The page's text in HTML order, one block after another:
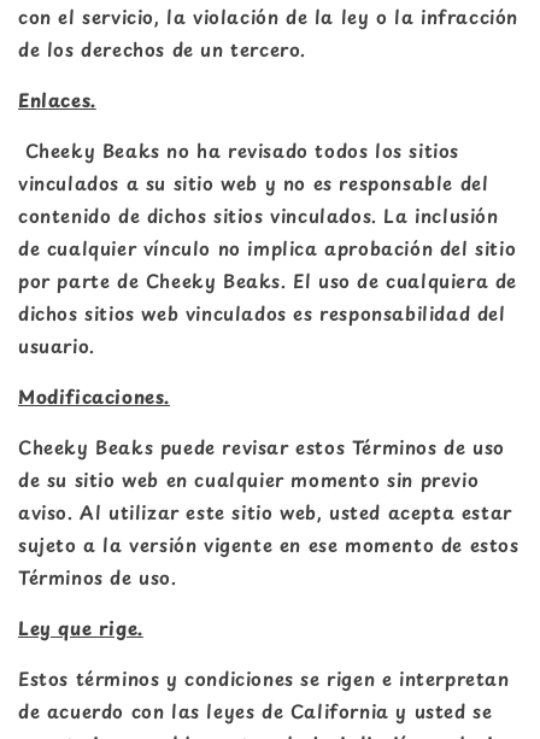
con el servicio, la violación de la ley o la infracción
de los derechos de un tercero.
Enlaces.
Cheeky Beaks no ha revisado todos los sitios
vinculados a su sitio web y no es responsable del
contenido de dichos sitios vinculados. La inclusión
de cualquier vínculo no implica aprobación del sitio
por parte de Cheeky Beaks. El uso de cualquiera de
dichos sitios web vinculados es responsabilidad del
usuario.
Modificaciones.
Cheeky Beaks puede revisar estos Términos de uso
de su sitio web en cualquier momento sin previo
aviso. Al utilizar este sitio web, usted acepta estar
sujeto a la versión vigente en ese momento de estos
Términos de uso.
Ley que rige.
Estos términos y condiciones se rigen e interpretan
de acuerdo con las leyes de California y usted se